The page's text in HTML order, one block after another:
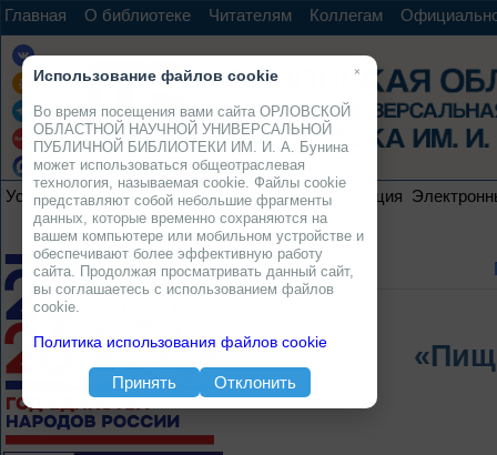
Главная О библиотеке Читателям Коллегам
Услуги Ресурсы Проекты Электронная коллекция
×
Использование файлов cookie
Во время посещения вами сайта ОРЛОВСКОЙ
ОБЛАСТНОЙ НАУЧНОЙ УНИВЕРСАЛЬНОЙ
ПУБЛИЧНОЙ БИБЛИОТЕКИ ИМ. И. А. Бунина
может использоваться общеотраслевая
технология, называемая cookie. Файлы cookie
представляют собой небольшие фрагменты
данных, которые временно сохраняются на
вашем компьютере или мобильном устройстве и
обеспечивают более эффективную работу
сайта. Продолжая просматривать данный сайт,
вы соглашаетесь с использованием файлов
cookie.
Политика использования файлов cookie
Принять Отклонить